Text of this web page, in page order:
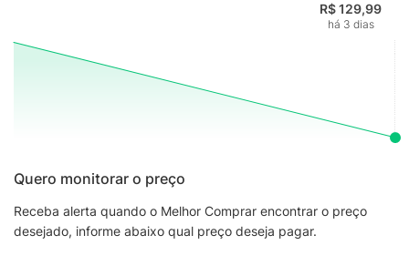
R$ 129,99
há 3 dias
Quero monitorar o preço
Receba alerta quando o Melhor Comprar encontrar o preço
desejado, informe abaixo qual preço deseja pagar.